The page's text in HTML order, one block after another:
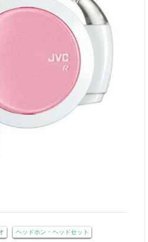
ヘッドホン・ヘッドセット